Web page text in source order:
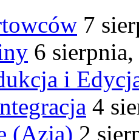
7
6
i
4
(Azja) 2